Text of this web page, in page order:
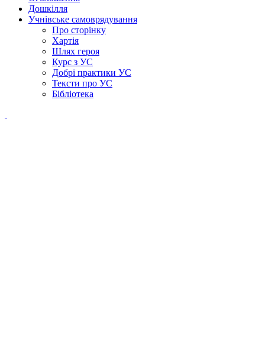
Дошкілля
Учнівське самоврядування
Про сторінку
Хартія
Шлях героя
Курс з УС
Добрі практики УС
Тексти про УС
Бібліотека